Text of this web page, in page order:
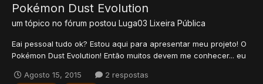
Pokémon Dust Evolution
um tópico no fórum postou Luga03 Lixeira Pública
Eai pessoal tudo ok? Estou aqui para apresentar meu projeto! O
Pokémon Dust Evolution! Então muitos devem me conhecer... eu
unico da equipe, eles eram PDA e outras questões pessoais!
Agosto 15, 2015 2 respostas